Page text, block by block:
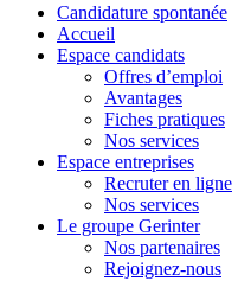
Close
Menu
Candidature spontanée
Accueil
Espace candidats
Offres d’emploi
Avantages
Fiches pratiques
Nos services
Espace entreprises
Recruter en ligne
Nos services
Le groupe Gerinter
Nos partenaires
Rejoignez-nous